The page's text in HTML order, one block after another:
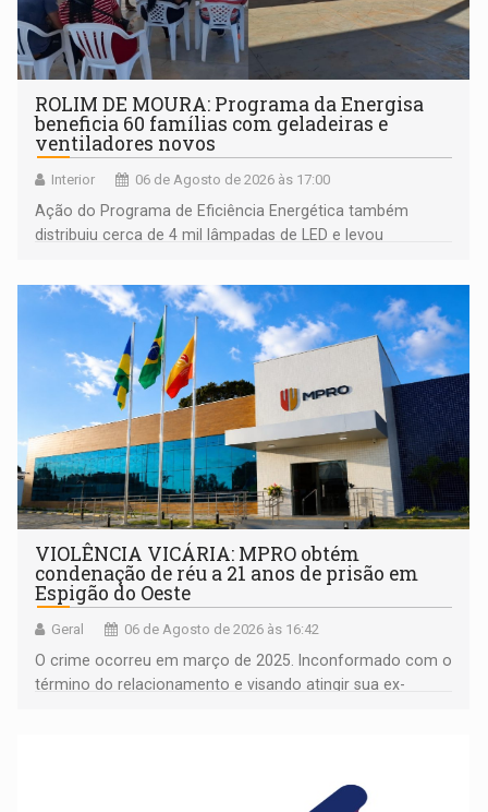
ROLIM DE MOURA: Programa da Energisa
beneficia 60 famílias com geladeiras e
ventiladores novos
Interior 06 de Agosto de 2026 às 17:00
Ação do Programa de Eficiência Energética também
distribuiu cerca de 4 mil lâmpadas de LED e levou
comunidade
VIOLÊNCIA VICÁRIA: MPRO obtém
condenação de réu a 21 anos de prisão em
Espigão do Oeste
Geral 06 de Agosto de 2026 às 16:42
O crime ocorreu em março de 2025. Inconformado com o
término do relacionamento e visando atingir sua ex-